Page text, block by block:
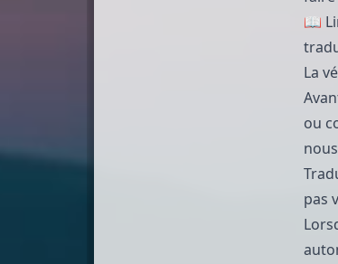
📖
La
ou
pas